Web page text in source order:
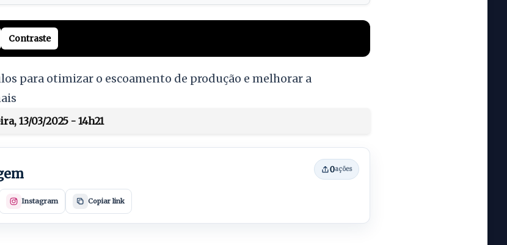
Contraste
para otimizar o escoamento de produção e melhorar a
13/03/2025 - 14h21
0ações
Instagram Copiar link